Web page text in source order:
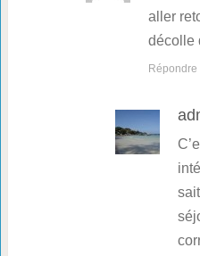
aller
décolle
Répondre